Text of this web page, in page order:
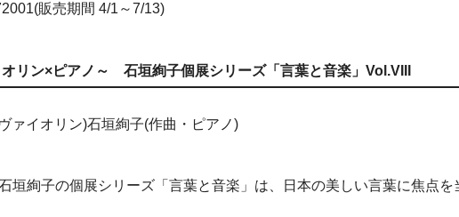
販売期間 4/1～7/13)
リン×ピアノ～ 石垣絢子個展シリーズ「言葉と音楽」Vol.VIII
ァイオリン)石垣絢子(作曲・ピアノ)
垣絢子の個展シリーズ「言葉と音楽」は、日本の美しい言葉に焦点